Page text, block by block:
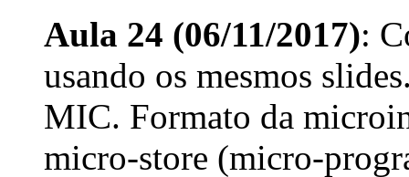
Aula 24 (06/11/2017):
usando os mesmos
MIC. Formato da
micro-store (micro-